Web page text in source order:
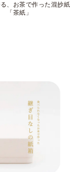
、お茶で作った混抄紙
「茶紙」